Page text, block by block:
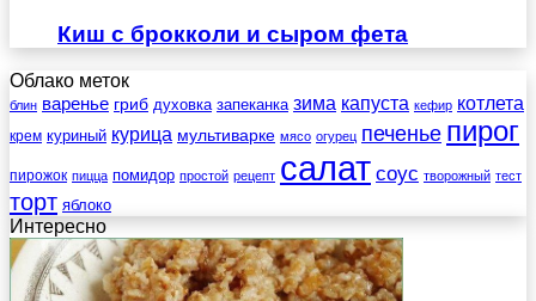
Киш с брокколи и сыром фета
Облако меток
блин варенье гриб духовка запеканка зима капуста кефир котлета
крем куриный курица мультиварке мясо огурец печенье пирог
пирожок пицца помидор простой рецепт салат соус творожный тест
торт яблоко
Интересно